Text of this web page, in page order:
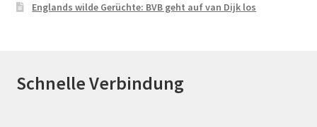
Englands wilde Gerüchte: BVB geht auf van Dijk los
Schnelle Verbindung